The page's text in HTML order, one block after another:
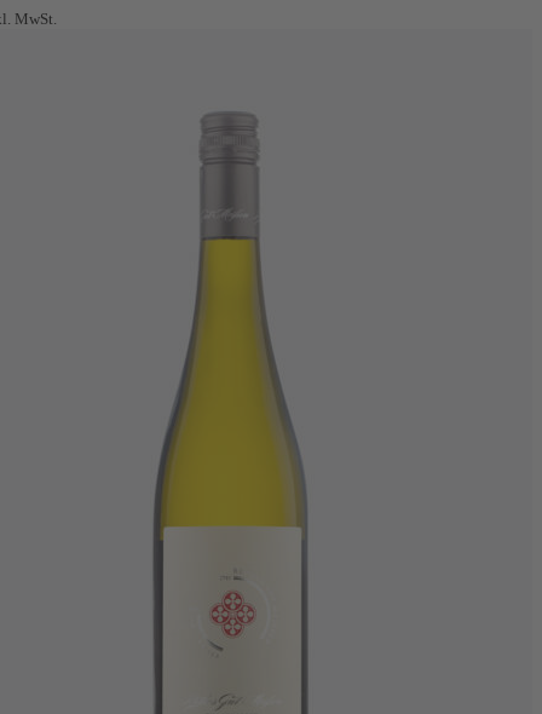
MwSt.